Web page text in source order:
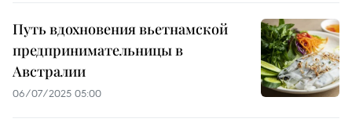
Путь вдохновения вьетнамской
предпринимательницы в
Австралии
06/07/2025 05:00